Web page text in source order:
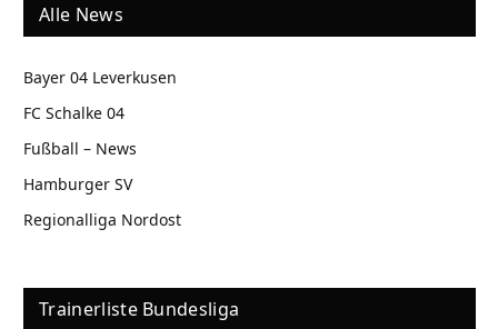
Alle News
Bayer 04 Leverkusen
FC Schalke 04
Fußball – News
Hamburger SV
Regionalliga Nordost
Trainerliste Bundesliga